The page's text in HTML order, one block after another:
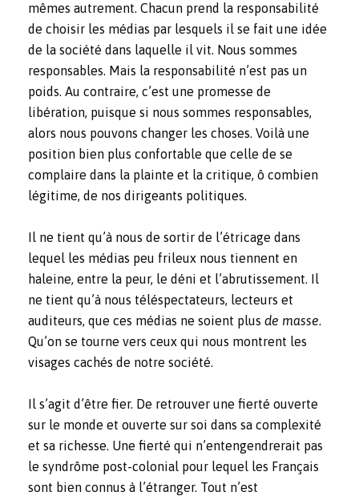
mêmes autrement. Chacun prend la responsabilité
de choisir les médias par lesquels il se fait une idée
de la société dans laquelle il vit. Nous sommes
responsables. Mais la responsabilité n’est pas un
poids. Au contraire, c’est une promesse de
libération, puisque si nous sommes responsables,
alors nous pouvons changer les choses. Voilà une
position bien plus confortable que celle de se
complaire dans la plainte et la critique, ô combien
légitime, de nos dirigeants politiques.
Il ne tient qu’à nous de sortir de l’étricage dans
lequel les médias peu frileux nous tiennent en
haleine, entre la peur, le déni et l’abrutissement. Il
ne tient qu’à nous téléspectateurs, lecteurs et
auditeurs, que ces médias ne soient plus de masse.
Qu’on se tourne vers ceux qui nous montrent les
visages cachés de notre société.
Il s’agit d’être fier. De retrouver une fierté ouverte
sur le monde et ouverte sur soi dans sa complexité
et sa richesse. Une fierté qui n’entengendrerait pas
le syndrôme post-colonial pour lequel les Français
sont bien connus à l’étranger. Tout n’est